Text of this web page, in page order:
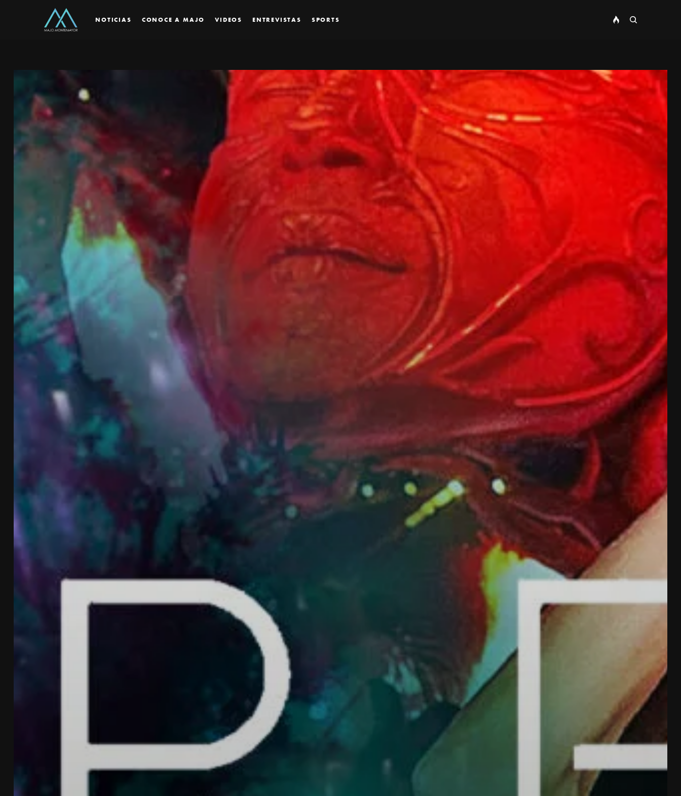
NOTICIAS CONOCE A MAJO VIDEOS ENTREVISTAS SPORTS